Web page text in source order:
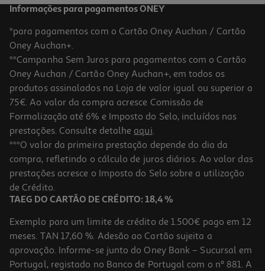
-10%
Livro Não Abras Este Diário De Andy Lee Heath Mckenzie
11.61 €/un
12,90 € PVP de editor
11,61 €
Informações para pagamentos ONEY
*para pagamentos com o Cartão Oney Auchan / Cartão
Oney Auchan+.
**Campanha Sem Juros para pagamentos com o Cartão
Oney Auchan / Cartão Oney Auchan+, em todos os
produtos assinalados na Loja de valor igual ou superior a
75€. Ao valor da compra acresce Comissão de
Formalização até 6% e Imposto do Selo, incluídos nas
prestações. Consulte detalhe aqui.
***O valor da primeira prestação depende do dia da
compra, refletindo o cálculo de juros diários. Ao valor das
prestações acresce o Imposto do Selo sobre a utilização
de Crédito.
TAEG DO CARTÃO DE CRÉDITO: 18,4 %
Exemplo para um limite de crédito de 1.500€ pago em 12
meses. TAN 17,60 %. Adesão ao Cartão sujeita a
aprovação. Informe-se junto do Oney Bank – Sucursal em
Portugal, registado no Banco de Portugal com o nº 881. A